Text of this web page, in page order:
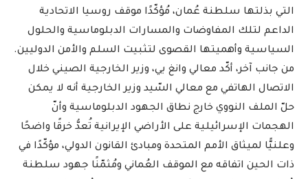
التي بذلتها سلطنة عُمان، مُؤكّدًا موقف روسيا الاتحادية
الداعم لتلك المفاوضات والمسارات الدبلوماسية والحلول
السياسية وأهميتها القصوى لتثبيت السلم والأمن الدوليين.
من جانب آخر، أكّد معالي وانغ يي، وزير الخارجية الصيني خلال
الاتصال الهاتفي مع معالي السّيد وزير الخارجية أنه لا يمكن
حلّ الملف النووي خارج نطاق الجهود الدبلوماسية وأنّ
الهجمات الإسرائيلية على الأراضي الإيرانية تُعدُّ خرقًا واضحًا
وعلنيًّا لميثاق الأمم المتحدة ومبادئ القانون الدولي، مؤكّدًا في
ذات الحين اتفاقه مع الموقف العُماني ومُثمّنًا جهود سلطنة